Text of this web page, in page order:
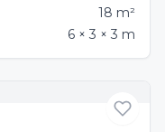
18 m²
6 × 3 × 3 m